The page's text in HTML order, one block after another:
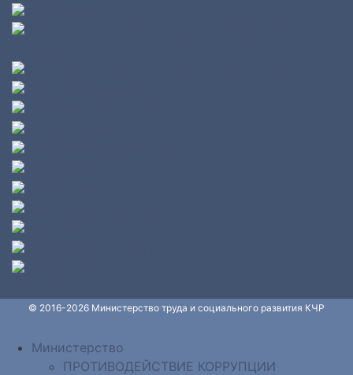
© 2016-2026 Министерство труда и социального развития КЧР
Министерство
ПРОТИВОДЕЙСТВИЕ КОРРУПЦИИ